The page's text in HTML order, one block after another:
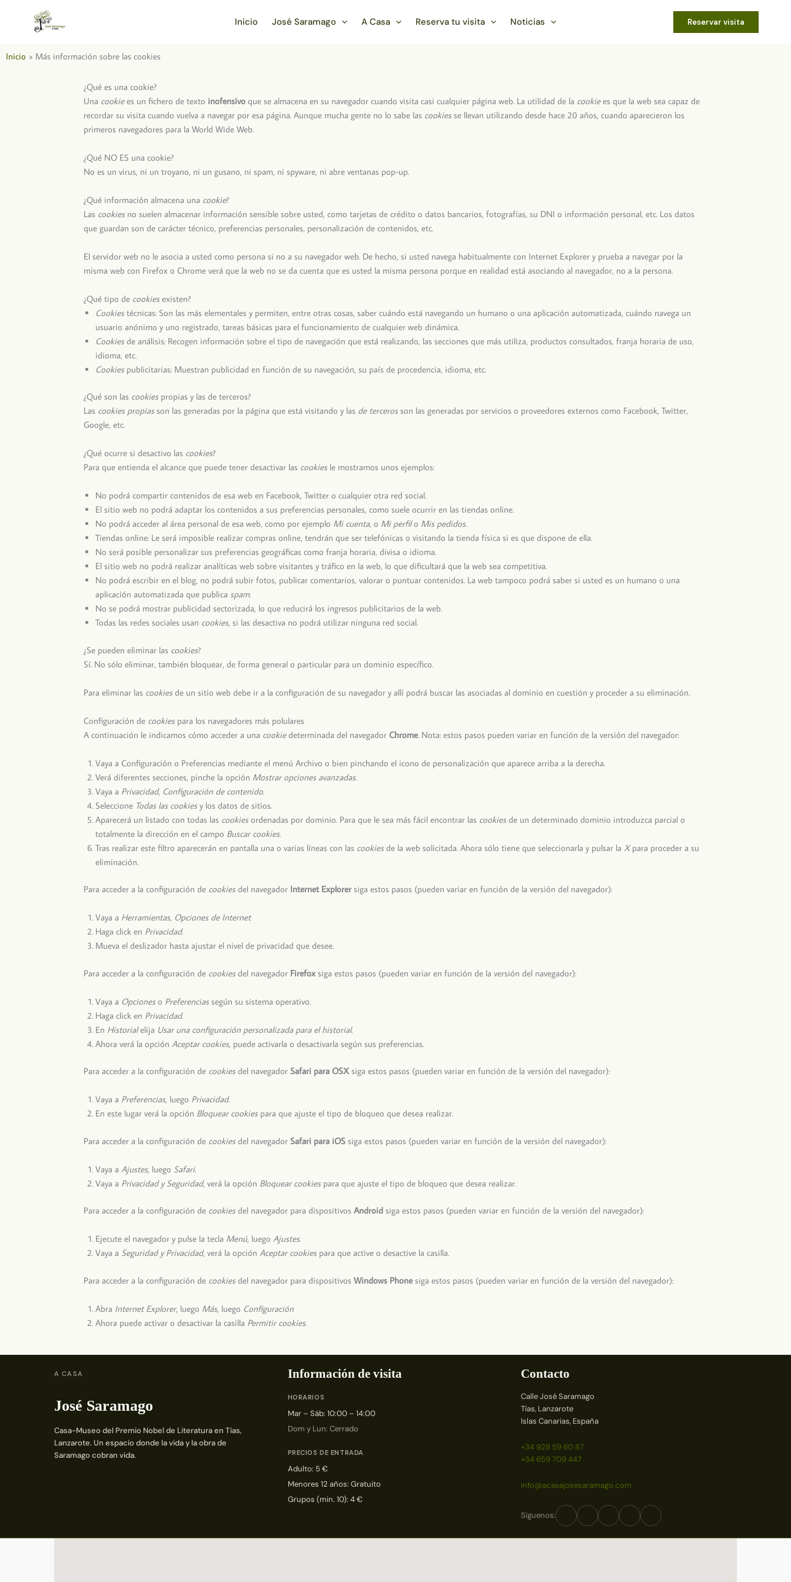
contenido
Inicio José Saramago A Casa Reserva tu visita Noticias Reservar visita
Inicio Más información sobre las cookies
¿Qué es una cookie?
Una cookiees un fichero de texto inofensivo que se almacena en su navegador cuando visita casi cualquier página web. La utilidad de la cookiees que la web sea capaz de
recordar su visita cuando vuelva a navegar por esa página. Aunque mucha gente no lo sabe las cookiesse llevan utilizando desde hace 20 años, cuando aparecieron los
primeros navegadores para la World Wide Web.
¿Qué NO ES una cookie?
No es un virus, ni un troyano, ni un gusano, ni spam, ni spyware, ni abre ventanas pop-up.
¿Qué información almacena una cookie?
Las cookiesno suelen almacenar información sensible sobre usted, como tarjetas de crédito o datos bancarios, fotografías, su DNI o información personal, etc. Los datos
que guardan son de carácter técnico, preferencias personales, personalización de contenidos, etc.
El servidor web no le asocia a usted como persona si no a su navegador web. De hecho, si usted navega habitualmente con Internet Explorer y prueba a navegar por la
misma web con Firefox o Chrome verá que la web no se da cuenta que es usted la misma persona porque en realidad está asociando al navegador, no a la persona.
¿Qué tipo de cookiesexisten?
Cookiestécnicas: Son las más elementales y permiten, entre otras cosas, saber cuándo está navegando un humano o una aplicación automatizada, cuándo navega un
usuario anónimo y uno registrado, tareas básicas para el funcionamiento de cualquier web dinámica.
Cookiesde análisis: Recogen información sobre el tipo de navegación que está realizando, las secciones que más utiliza, productos consultados, franja horaria de uso,
idioma, etc.
Cookiespublicitarias: Muestran publicidad en función de su navegación, su país de procedencia, idioma, etc.
¿Qué son las cookiespropias y las de terceros?
Las cookies propiasson las generadas por la página que está visitando y las de tercerosson las generadas por servicios o proveedores externos como Facebook, Twitter,
Google, etc.
¿Qué ocurre si desactivo las cookies?
Para que entienda el alcance que puede tener desactivar las cookiesle mostramos unos ejemplos:
No podrá compartir contenidos de esa web en Facebook, Twitter o cualquier otra red social.
El sitio web no podrá adaptar los contenidos a sus preferencias personales, como suele ocurrir en las tiendas online.
No podrá acceder al área personal de esa web, como por ejemplo Mi cuenta, o Mi perfilo Mis pedidos.
Tiendas online: Le será imposible realizar compras online, tendrán que ser telefónicas o visitando la tienda física si es que dispone de ella.
No será posible personalizar sus preferencias geográficas como franja horaria, divisa o idioma.
El sitio web no podrá realizar analíticas web sobre visitantes y tráfico en la web, lo que dificultará que la web sea competitiva.
No podrá escribir en el blog, no podrá subir fotos, publicar comentarios, valorar o puntuar contenidos. La web tampoco podrá saber si usted es un humano o una
aplicación automatizada que publica spam.
No se podrá mostrar publicidad sectorizada, lo que reducirá los ingresos publicitarios de la web.
Todas las redes sociales usan cookies, si las desactiva no podrá utilizar ninguna red social.
¿Se pueden eliminar las cookies?
Sí. No sólo eliminar, también bloquear, de forma general o particular para un dominio específico.
Para eliminar las cookiesde un sitio web debe ir a la configuración de su navegador y allí podrá buscar las asociadas al dominio en cuestión y proceder a su eliminación.
Configuración de cookiespara los navegadores más polulares
A continuación le indicamos cómo acceder a una cookiedeterminada del navegador Chrome. Nota: estos pasos pueden variar en función de la versión del navegador:
Vaya a Configuración o Preferencias mediante el menú Archivo o bien pinchando el icono de personalización que aparece arriba a la derecha.
Verá diferentes secciones, pinche la opción Mostrar opciones avanzadas.
Vaya a Privacidad, Configuración de contenido.
Seleccione Todas las cookiesy los datos de sitios.
Aparecerá un listado con todas las cookiesordenadas por dominio. Para que le sea más fácil encontrar las cookiesde un determinado dominio introduzca parcial o
totalmente la dirección en el campo Buscar cookies.
Tras realizar este filtro aparecerán en pantalla una o varias líneas con las cookiesde la web solicitada. Ahora sólo tiene que seleccionarla y pulsar la Xpara proceder a su
eliminación.
Para acceder a la configuración de cookiesdel navegador Internet Explorersiga estos pasos (pueden variar en función de la versión del navegador):
Vaya a Herramientas, Opciones de Internet
Haga click en Privacidad.
Mueva el deslizador hasta ajustar el nivel de privacidad que desee.
Para acceder a la configuración de cookiesdel navegador Firefox siga estos pasos (pueden variar en función de la versión del navegador):
Vaya a Opcioneso Preferenciassegún su sistema operativo.
Haga click en Privacidad.
En Historialelija Usar una configuración personalizada para el historial.
Ahora verá la opción Aceptar cookies, puede activarla o desactivarla según sus preferencias.
Para acceder a la configuración de cookiesdel navegador Safari para OSXsiga estos pasos (pueden variar en función de la versión del navegador):
Vaya a Preferencias, luego Privacidad.
En este lugar verá la opción Bloquear cookiespara que ajuste el tipo de bloqueo que desea realizar.
Para acceder a la configuración de cookiesdel navegador Safari para iOS siga estos pasos (pueden variar en función de la versión del navegador):
Vaya a Ajustes, luego Safari.
Vaya a Privacidad y Seguridad, verá la opción Bloquear cookiespara que ajuste el tipo de bloqueo que desea realizar.
Para acceder a la configuración de cookiesdel navegador para dispositivos Android siga estos pasos (pueden variar en función de la versión del navegador):
Ejecute el navegador y pulse la tecla Menú, luego Ajustes.
Vaya a Seguridad y Privacidad, verá la opción Aceptar cookiespara que active o desactive la casilla.
Para acceder a la configuración de cookiesdel navegador para dispositivos Windows Phone siga estos pasos (pueden variar en función de la versión del navegador):
Abra Internet Explorer, luego Más, luego Configuración
Ahora puede activar o desactivar la casilla Permitir cookies.
A CASA
José Saramago
Casa-Museo del Premio Nobel de Literatura en Tías,
Lanzarote. Un espacio donde la vida y la obra de
Saramago cobran vida.
Información de visita
HORARIOS
Mar – Sáb: 10:00 – 14:00
Dom y Lun: Cerrado
PRECIOS DE ENTRADA
Adulto: 5 €
Menores 12 años: Gratuito
Grupos (min. 10): 4 €
Contacto
Calle José Saramago
Tías, Lanzarote
Islas Canarias, España
+34 928 59 60 87
+34 659 709 447
info@acasajosesaramago.com
Síguenos: